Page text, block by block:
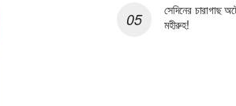
সেদিনের চারাগাছ
মহীরুহ!